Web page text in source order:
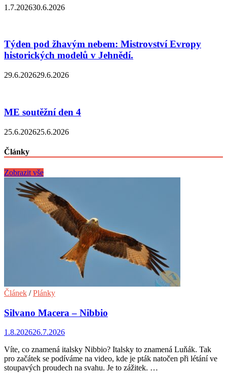
1.7.202630.6.2026
Týden pod žhavým nebem: Mistrovství Evropy
historických modelů v Jehnědí.
29.6.202629.6.2026
ME soutěžní den 4
25.6.202625.6.2026
Články
Zobrazit vše
Článek /Plánky
Silvano Macera – Nibbio
1.8.202626.7.2026
Víte, co znamená italsky Nibbio? Italsky to znamená Luňák. Tak
pro začátek se podíváme na video, kde je pták natočen při létání ve
stoupavých proudech na svahu. Je to zážitek. …